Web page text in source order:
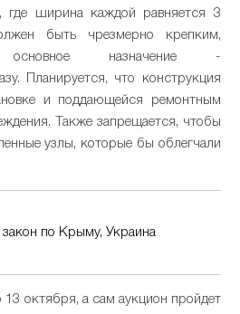
где ширина каждой равняется 3
быть чрезмерно крепким,
назначение -
Планируется, что конструкция
и поддающейся ремонтным
Также запрещается, чтобы
узлы, которые бы облегчали
по Крыму, Украина
13 октября, а сам аукцион пройдет